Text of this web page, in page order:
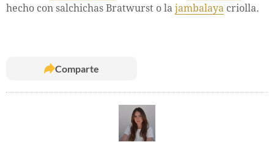
hecho con salchichas Bratwurst o la jambalaya criolla.
Comparte